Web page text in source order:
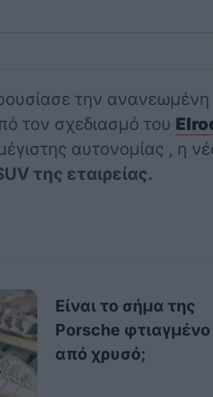
την ανανεωμένη
τον σχεδιασμό του
αυτονομίας , η
της εταιρείας.
Είναι το σήμα της
Porsche φτιαγμένο
από χρυσό;